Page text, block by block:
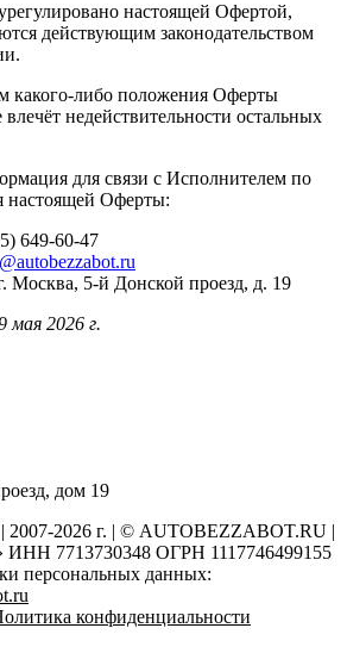
настоящей Офертой,
действующим законодательством
какого-либо положения Оферты
недействительности остальных
для связи с Исполнителем по
настоящей Оферты:
649-60-47
Москва, 5-й Донской проезд, д. 19
мая 2026 г.
дом 19
2007-2026 г. | © AUTOBEZZABOT.RU |
7713730348 ОГРН 1117746499155
персональных данных:
конфиденциальности